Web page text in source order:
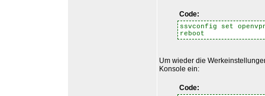
Code:
ssvconfig set openvpn
reboot
Um wieder die
Konsole ein:
Code: